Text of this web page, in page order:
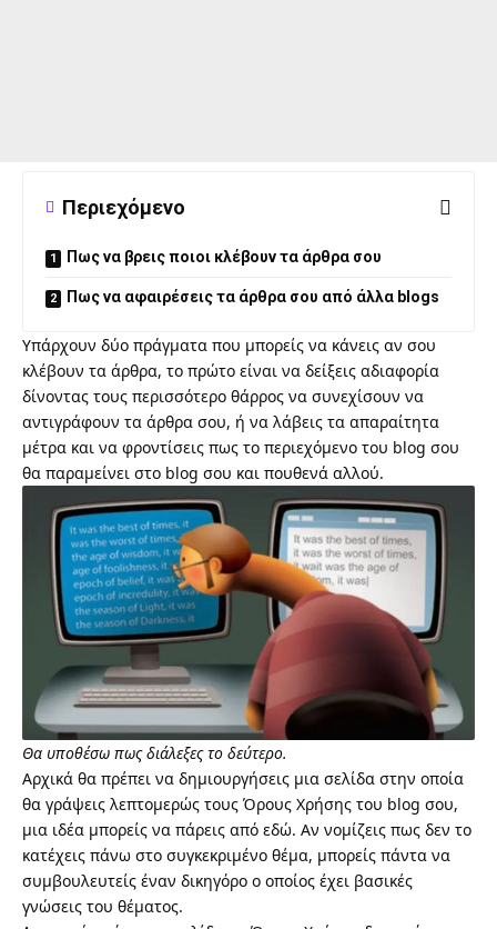
Περιεχόμενο
Πως να βρεις ποιοι κλέβουν τα άρθρα σου
Πως να αφαιρέσεις τα άρθρα σου από άλλα blogs
Υπάρχουν δύο πράγματα που μπορείς να κάνεις αν σου
κλέβουν τα άρθρα, το πρώτο είναι να δείξεις αδιαφορία
δίνοντας τους περισσότερο θάρρος να συνεχίσουν να
αντιγράφουν τα άρθρα σου, ή να λάβεις τα απαραίτητα
μέτρα και να φροντίσεις πως το περιεχόμενο του blog σου
θα παραμείνει στο blog σου και πουθενά αλλού.
Θα υποθέσω πως διάλεξες το δεύτερο.
Αρχικά θα πρέπει να δημιουργήσεις μια σελίδα στην οποία
θα γράψεις λεπτομερώς τους Όρους Χρήσης του blog σου,
μια ιδέα μπορείς να πάρεις από εδώ. Αν νομίζεις πως δεν το
κατέχεις πάνω στο συγκεκριμένο θέμα, μπορείς πάντα να
συμβουλευτείς έναν δικηγόρο ο οποίος έχει βασικές
γνώσεις του θέματος.